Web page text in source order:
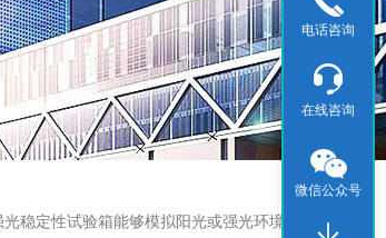
稳定性试验箱能够模拟阳光或强光环境
电话咨询
在线咨询
微信公众号